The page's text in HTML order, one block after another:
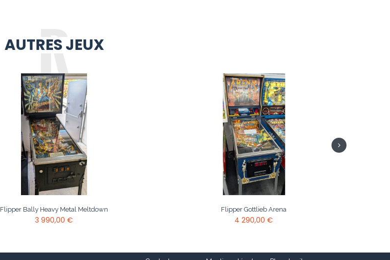
AUTRES JEUX
Flipper Bally Heavy Metal Meltdown
3 990,00 €
Flipper Gottlieb Arena
4 290,00 €